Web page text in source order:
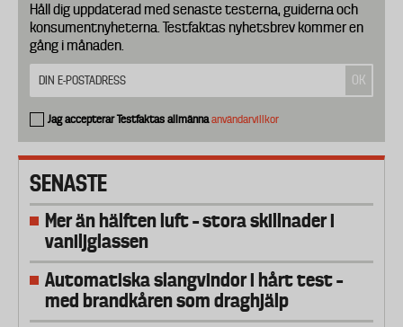
Håll dig uppdaterad med senaste testerna, guiderna och
konsumentnyheterna. Testfaktas nyhetsbrev kommer en
gång i månaden.
Jag accepterar Testfaktas allmännaanvändarvillkor
SENASTE
Mer än hälften luft – stora skillnader i
vaniljglassen
Automatiska slangvindor i hårt test –
med brandkåren som draghjälp